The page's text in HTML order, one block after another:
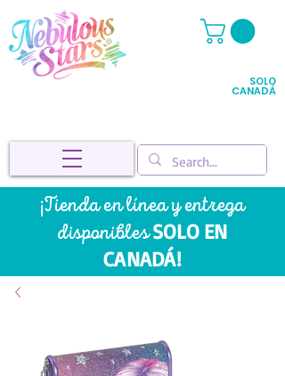
SOLO
CANADÁ
¡Tienda en línea y entrega
disponiblesSOLO EN
CANADÁ!